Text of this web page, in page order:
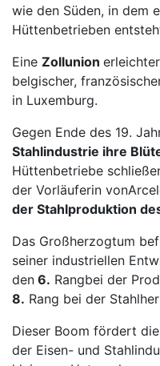
wie den Süden, in dem
Hüttenbetrieben
Eine Zollunion
belgischer,
in Luxemburg.
Gegen Ende des 19.
Stahlindustrie ihre
Hüttenbetriebe
der Vorläuferin
der Stahlproduktion
Das Großherzogtum
seiner industriellen
den 6. Rangbei der
8. Rang bei der
Dieser Boom fördert
der Eisen- und